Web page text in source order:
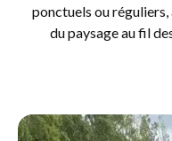
ponctuels ou
du paysage au fil